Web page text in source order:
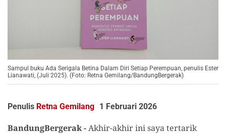
Sampul buku Ada Serigala Betina Dalam Diri Setiap Perempuan, penulis Ester
Lianawati, (Juli 2025). (Foto: Retna Gemilang/BandungBergerak)
Penulis Retna Gemilang 1 Februari 2026
BandungBergerak -Akhir-akhir ini saya tertarik